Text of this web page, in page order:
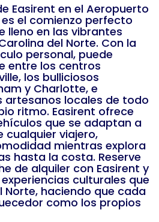
Easirent en el Aeropuerto
el comienzo perfecto
lleno en las vibrantes
del Norte. Con la
personal, puede
entre los centros
los bulliciosos
y Charlotte, e
artesanos locales de todo
ritmo. Easirent ofrece
que se adaptan a
cualquier viajero,
mientras explora
hasta la costa. Reserve
de alquiler con Easirent y
culturales que
Norte, haciendo que cada
como los propios